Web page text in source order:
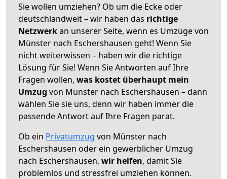
Sie wollen umziehen? Ob um die Ecke oder
deutschlandweit – wir haben das richtige
Netzwerkan unserer Seite, wenn es Umzüge von
Münster nach Eschershausen geht! Wenn Sie
nicht weiterwissen – haben wir die richtige
Lösung für Sie! Wenn Sie Antworten auf Ihre
Fragen wollen, was kostet überhaupt mein
Umzug von Münster nach Eschershausen – dann
wählen Sie sie uns, denn wir haben immer die
passende Antwort auf Ihre Fragen parat.
Ob ein Privatumzug von Münster nach
Eschershausen oder ein gewerblicher Umzug
nach Eschershausen, wir helfen, damit Sie
problemlos und stressfrei umziehen können.